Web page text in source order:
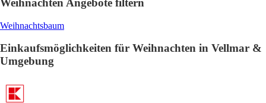
Weihnachten Angebote filtern
Weihnachtsbaum
Einkaufsmöglichkeiten für Weihnachten in Vellmar &
Umgebung